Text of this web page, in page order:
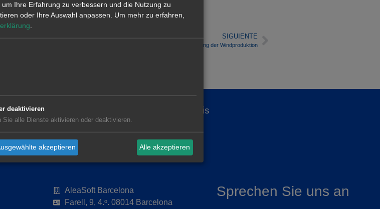
SIGUIENTE
Preisverfall auf den europäischen Strommärkten aufgrund der Steigerung der Windproduktion
Bestimmungen Rechtlicher Hinweis
AleaSoft Barcelona
Farell, 9, 4.ᵒ. 08014 Barcelona
Sprechen Sie uns an
Ihre Erfahrung zu verbessern und die Nutzung zu
oder Ihre Auswahl anpassen.
Um mehr zu erfahren,
deaktivieren
alle Dienste aktivieren oder deaktivieren.
akzeptieren Alle akzeptieren